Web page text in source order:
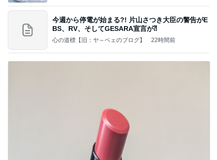
今週から停電が始まる?! 片山さつき大臣の警告がE
BS、RV、そしてGESARA宣言が⁈
心の道標【旧：ヤ～ベェのブログ】 22時間前